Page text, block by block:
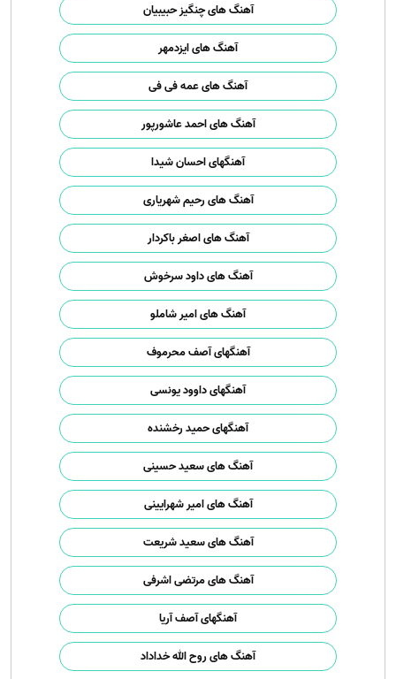
آهنگ های چنگیز حبیبیان
آهنگ های ایزدمهر
آهنگ های عمه فی فی
آهنگ های احمد عاشورپور
آهنگهای احسان شیدا
آهنگ های رحیم شهریاری
آهنگ های اصغر باکردار
آهنگ های داود سرخوش
آهنگ های امیر شاملو
آهنگهای آصف محرموف
آهنگهای داوود یونسی
آهنگهای حمید رخشنده
آهنگ های سعید حسینی
آهنگ های امیر شهرایینی
آهنگ های سعید شریعت
آهنگ های مرتضی اشرفی
آهنگهای آصف آریا
آهنگ های روح الله خداداد